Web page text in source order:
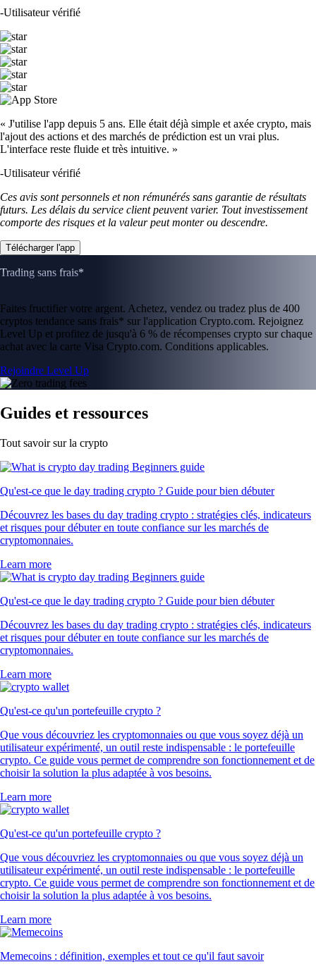
-Utilisateur vérifié
« J'utilise l'app depuis 5 ans. Elle était déjà simple et axée crypto, mais
l'ajout des actions et des marchés de prédiction est un vrai plus.
L'interface reste fluide et très intuitive. »
-Utilisateur vérifié
Ces avis sont personnels et non rémunérés sans garantie de résultats
futurs. Les délais du service client peuvent varier. Tout investissement
comporte des risques et la valeur peut monter ou descendre.
Télécharger l'app
Trading sans frais*
Faites fructifier votre argent. Achetez, vendez ou tradez plus de 400
cryptos tendance sans frais* sur l'application Crypto.com. Rejoignez
Level Up et profitez de jusqu'à 6 % de récompenses crypto sur chaque
achat avec la carte Visa Crypto.com. Conditions applicables.
Rejoindre Level Up
Guides et ressources
Tout savoir sur la crypto
Qu'est-ce que le day trading crypto ? Guide pour bien débuter
Découvrez les bases du day trading crypto : stratégies clés, indicateurs
et risques pour débuter en toute confiance sur les marchés de
cryptomonnaies.
Learn more
Qu'est-ce que le day trading crypto ? Guide pour bien débuter
Découvrez les bases du day trading crypto : stratégies clés, indicateurs
et risques pour débuter en toute confiance sur les marchés de
cryptomonnaies.
Learn more
Qu'est-ce qu'un portefeuille crypto ?
Que vous découvriez les cryptomonnaies ou que vous soyez déjà un
utilisateur expérimenté, un outil reste indispensable : le portefeuille
crypto. Ce guide vous permet de comprendre son fonctionnement et de
choisir la solution la plus adaptée à vos besoins.
Learn more
Qu'est-ce qu'un portefeuille crypto ?
Que vous découvriez les cryptomonnaies ou que vous soyez déjà un
utilisateur expérimenté, un outil reste indispensable : le portefeuille
crypto. Ce guide vous permet de comprendre son fonctionnement et de
choisir la solution la plus adaptée à vos besoins.
Learn more
Memecoins : définition, exemples et tout ce qu'il faut savoir